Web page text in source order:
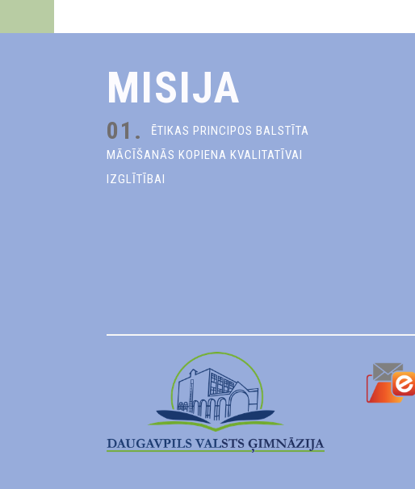
MISIJA
01.
ĒTIKAS PRINCIPOS BALSTĪTA
MĀCĪŠANĀS KOPIENA KVALITATĪVAI
IZGLĪTĪBAI